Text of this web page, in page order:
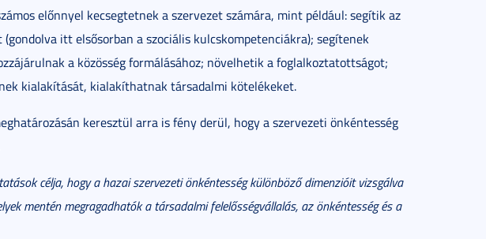
előnnyel kecsegtetnek a szervezet számára, mint például: segítik az
itt elsősorban a szociális kulcskompetenciákra); segítenek
a közösség formálásához; növelhetik a foglalkoztatottságot;
kialakítását, kialakíthatnak társadalmi kötelékeket.
keresztül arra is fény derül, hogy a szervezeti önkéntesség
célja, hogy a hazai szervezeti önkéntesség különböző dimenzióit vizsgálva
mentén megragadhatók a társadalmi felelősségvállalás, az önkéntesség és a